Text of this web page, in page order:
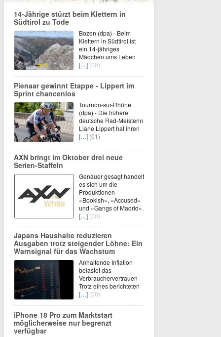
14-Jährige stürzt beim Klettern in
Südtirol zu Tode
Bozen (dpa) - Beim
Klettern in Südtirol ist
ein 14-jähriges
Mädchen ums Leben
[…] (00)
Pienaar gewinnt Etappe - Lippert im
Sprint chancenlos
Tournon-sur-Rhône
(dpa) - Die frühere
deutsche Rad-Meisterin
Liane Lippert hat ihren
[…] (01)
AXN bringt im Oktober drei neue
Serien-Staffeln
Genauer gesagt handelt
es sich um die
Produktionen
«Bookish», «Accused»
und «Gangs of Madrid».
[…] (00)
Japans Haushalte reduzieren
Ausgaben trotz steigender Löhne: Ein
Warnsignal für das Wachstum
Anhaltende Inflation
belastet das
Verbrauchervertrauen
Trotz eines berichteten
[…] (00)
iPhone 18 Pro zum Marktstart
möglicherweise nur begrenzt
verfügbar